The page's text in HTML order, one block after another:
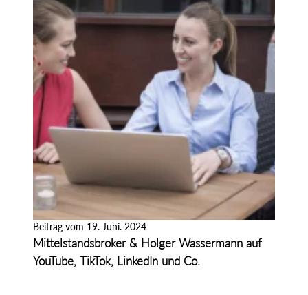
Beitrag vom 19. Juni. 2024
Mittelstandsbroker & Holger Wassermann auf
YouTube, TikTok, LinkedIn und Co.